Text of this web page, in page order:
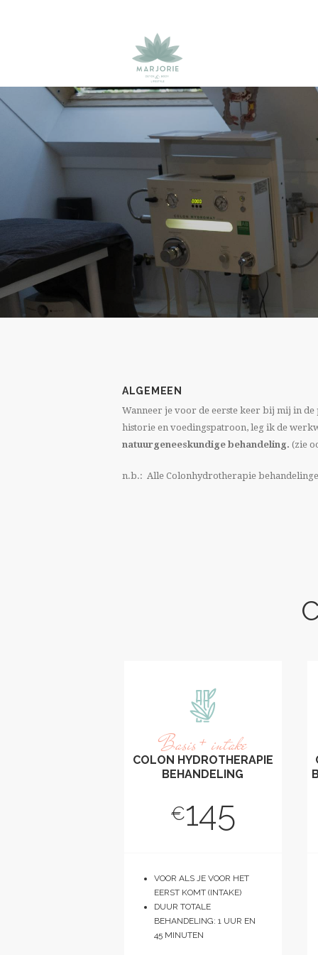
ALGEMEEN
Wanneer je voor de eerste keer bij mij in
historie en voedingspatroon, leg ik de
natuurgeneeskundige behandeling. (zie
n.b.: Alle Colonhydrotherapie
Basis + intake
COLON HYDROTHERAPIE
BEHANDELING
€145
VOOR ALS JE VOOR HET
EERST KOMT (INTAKE)
DUUR TOTALE
BEHANDELING: 1 UUR EN
45 MINUTEN